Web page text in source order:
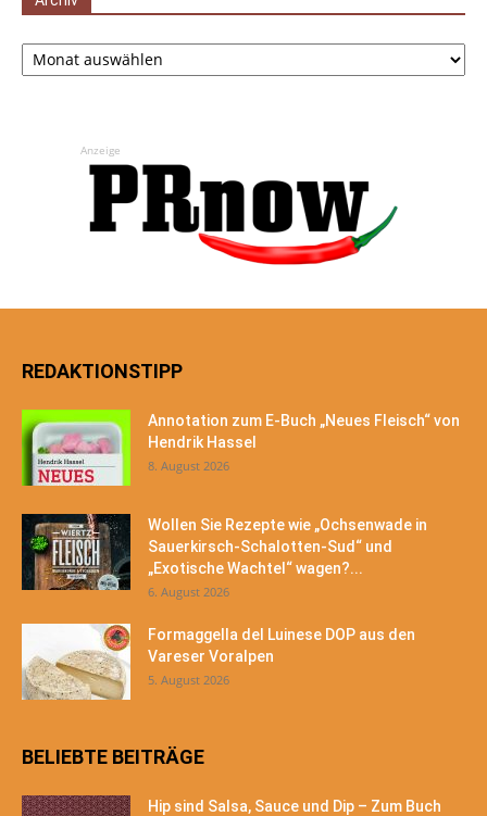
Archiv
Anzeige
REDAKTIONSTIPP
Annotation zum E-Buch „Neues Fleisch“ von
Hendrik Hassel
8. August 2026
Wollen Sie Rezepte wie „Ochsenwade in
Sauerkirsch-Schalotten-Sud“ und
„Exotische Wachtel“ wagen?...
6. August 2026
Formaggella del Luinese DOP aus den
Vareser Voralpen
5. August 2026
BELIEBTE BEITRÄGE
Hip sind Salsa, Sauce und Dip – Zum Buch